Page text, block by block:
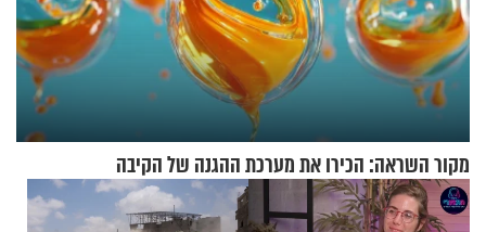
מקור השראה: הכירו את מערכת ההגנה של הקיבה